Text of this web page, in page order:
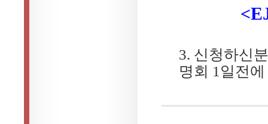
3. 신청하신
명회 1 일전에